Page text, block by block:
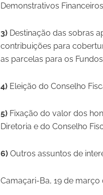
Demonstrativos
3) Destinação das sobras
contribuições para
as parcelas para os
4) Eleição do Conselho
5) Fixação do valor dos
Diretoria e do Conselho
6) Outros assuntos de
Camaçari-Ba, 19 de março